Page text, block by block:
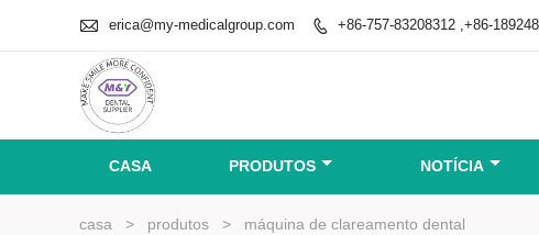
 erica@my-medicalgroup.com  +86-757-83208312 ,+86-
CASA PRODUTOS NOTÍCIA
casa > produtos > máquina de clareamento dental